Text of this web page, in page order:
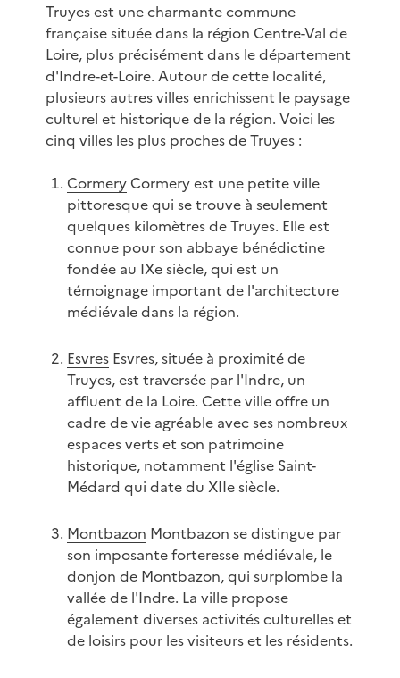
Truyes est une charmante commune
française située dans la région Centre-Val de
Loire, plus précisément dans le département
d'Indre-et-Loire. Autour de cette localité,
plusieurs autres villes enrichissent le paysage
culturel et historique de la région. Voici les
cinq villes les plus proches de Truyes :
CormeryCormery est une petite ville
pittoresque qui se trouve à seulement
quelques kilomètres de Truyes. Elle est
connue pour son abbaye bénédictine
fondée au IXe siècle, qui est un
témoignage important de l'architecture
médiévale dans la région.
EsvresEsvres, située à proximité de
Truyes, est traversée par l'Indre, un
affluent de la Loire. Cette ville offre un
cadre de vie agréable avec ses nombreux
espaces verts et son patrimoine
historique, notamment l'église Saint-
Médard qui date du XIIe siècle.
Montbazon Montbazon se distingue par
son imposante forteresse médiévale, le
donjon de Montbazon, qui surplombe la
vallée de l'Indre. La ville propose
également diverses activités culturelles et
de loisirs pour les visiteurs et les résidents.